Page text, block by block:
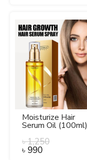
Moisturize Hair
Serum Oil (100ml)
৳1,250
৳ 990